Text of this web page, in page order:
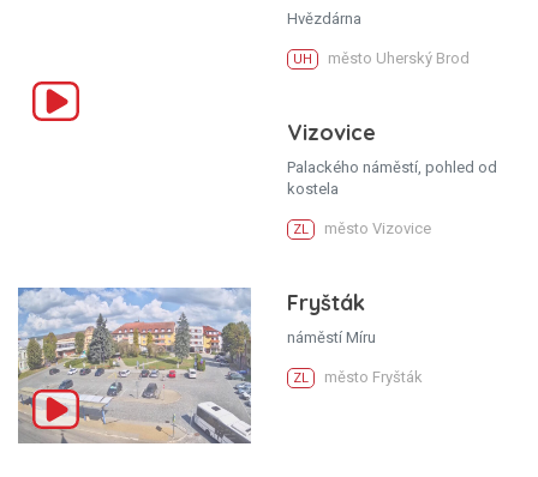
Hvězdárna
UH město Uherský Brod
Vizovice
Palackého náměstí, pohled od
kostela
ZL město Vizovice
Fryšták
náměstí Míru
ZL město Fryšták